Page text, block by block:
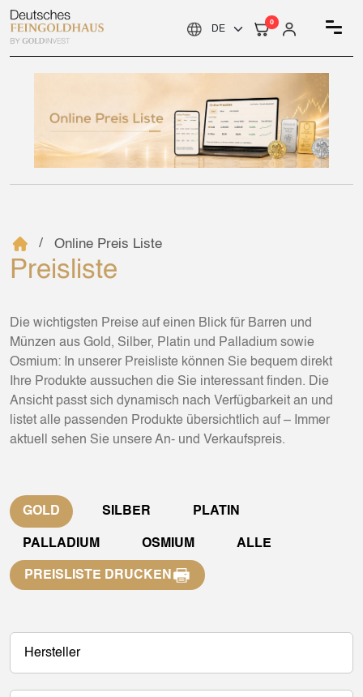
0
Online Preis Liste
Preisliste
Die wichtigsten Preise auf einen Blick für Barren und
Münzen aus Gold, Silber, Platin und Palladium sowie
Osmium: In unserer Preisliste können Sie bequem direkt
Ihre Produkte aussuchen die Sie interessant finden. Die
Ansicht passt sich dynamisch nach Verfügbarkeit an und
listet alle passenden Produkte übersichtlich auf – Immer
aktuell sehen Sie unsere An- und Verkaufspreis.
GOLD SILBER PLATIN
PALLADIUM OSMIUM ALLE
PREISLISTE DRUCKEN
Hersteller